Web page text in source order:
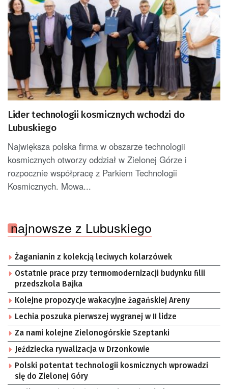
Lider technologii kosmicznych wchodzi do
Lubuskiego
Największa polska firma w obszarze technologii
kosmicznych otworzy oddział w Zielonej Górze i
rozpocznie współpracę z Parkiem Technologii
Kosmicznych. Mowa...
najnowsze z Lubuskiego
Żaganianin z kolekcją leciwych kolarzówek
Ostatnie prace przy termomodernizacji budynku filii
przedszkola Bajka
Kolejne propozycje wakacyjne żagańskiej Areny
Lechia poszuka pierwszej wygranej w II lidze
Za nami kolejne Zielonogórskie Szeptanki
Jeździecka rywalizacja w Drzonkowie
Polski potentat technologii kosmicznych wprowadzi
się do Zielonej Góry